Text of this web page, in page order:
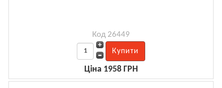
Код 26449
Ціна 1958 ГРН